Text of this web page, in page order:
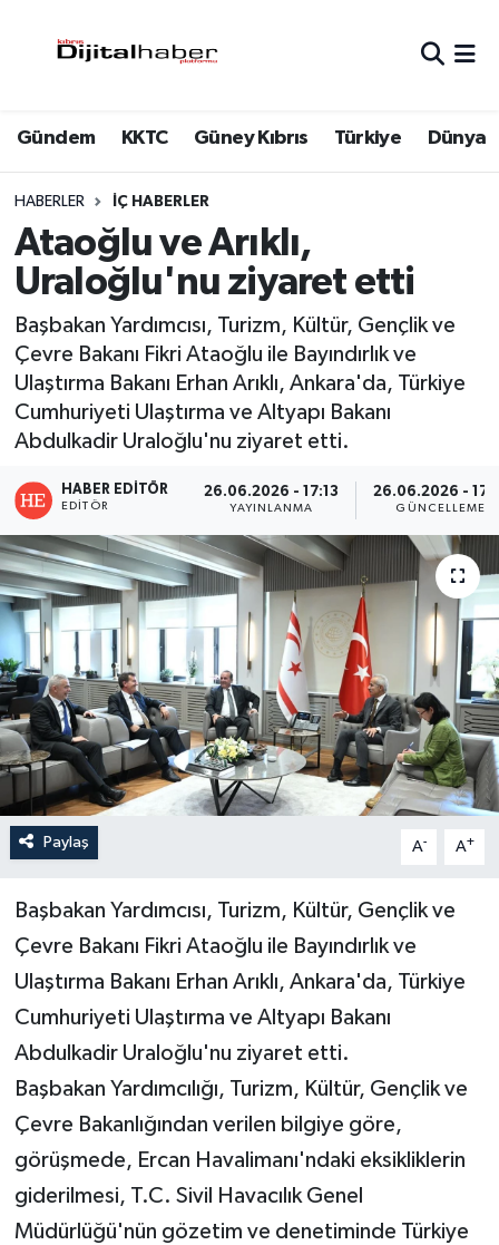
Gündem KKTC Güney Kıbrıs Türkiye Dünya
HABERLER İÇ HABERLER
Ataoğlu ve Arıklı,
Uraloğlu'nu ziyaret etti
Başbakan Yardımcısı, Turizm, Kültür, Gençlik ve
Çevre Bakanı Fikri Ataoğlu ile Bayındırlık ve
Ulaştırma Bakanı Erhan Arıklı, Ankara'da, Türkiye
Cumhuriyeti Ulaştırma ve Altyapı Bakanı
Abdulkadir Uraloğlu'nu ziyaret etti.
HABER EDITÖR
EDITÖR
26.06.2026 - 17:13
YAYINLANMA
26.06.2026 -
GÜNCELLEME
Paylaş A- A+
Başbakan Yardımcısı, Turizm, Kültür, Gençlik ve
Çevre Bakanı Fikri Ataoğlu ile Bayındırlık ve
Ulaştırma Bakanı Erhan Arıklı, Ankara'da, Türkiye
Cumhuriyeti Ulaştırma ve Altyapı Bakanı
Abdulkadir Uraloğlu'nu ziyaret etti.
Başbakan Yardımcılığı, Turizm, Kültür, Gençlik ve
Çevre Bakanlığından verilen bilgiye göre,
görüşmede, Ercan Havalimanı'ndaki eksikliklerin
giderilmesi, T.C. Sivil Havacılık Genel
Müdürlüğü'nün gözetim ve denetiminde Türkiye
Trafik Durumu
Süper Lig Puan Durumu ve Fikstür
Tüm Manşetler